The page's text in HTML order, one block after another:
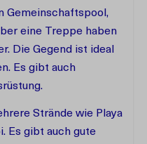
Gemeinschaftspool,
eine Treppe haben
Die Gegend ist ideal
Es gibt auch
Strände wie Playa
Es gibt auch gute